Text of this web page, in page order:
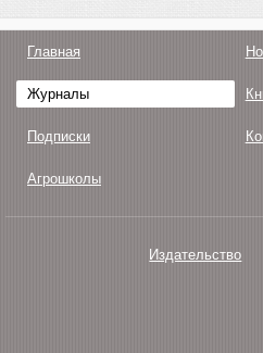
Главная
Журналы
Подписки
Агрошколы
Издательство